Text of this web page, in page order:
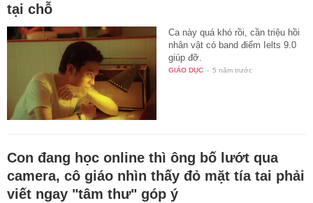
tại chỗ
Ca này quá khó rồi, cần triệu hồi
nhân vật có band điểm Ielts 9.0
giúp đỡ.
GIÁO DỤC - 5 năm trước
Con đang học online thì ông bố lướt qua
camera, cô giáo nhìn thấy đỏ mặt tía tai phải
viết ngay "tâm thư" góp ý